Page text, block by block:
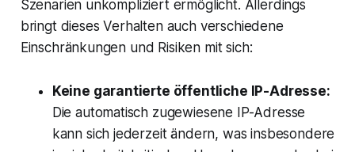
Szenarien unkompliziert ermöglicht. Allerdings
bringt dieses Verhalten auch verschiedene
Einschränkungen und Risiken mit sich:
Keine garantierte öffentliche IP-Adresse:
Die automatisch zugewiesene IP-Adresse
kann sich jederzeit ändern, was insbesondere